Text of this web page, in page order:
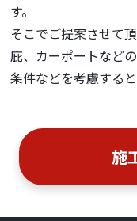
す。
そこでご提案させて
庇、カーポートなど
条件などを考慮する
施